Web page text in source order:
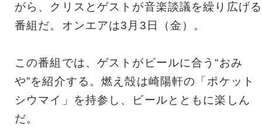
がら、クリスとゲストが音楽談議を繰り広げる
番組だ。オンエアは3月3日（金）。
この番組では、ゲストがビールに合う“おみ
や”を紹介する。燃え殻は崎陽軒の「ポケット
シウマイ」を持参し、ビールとともに楽しん
だ。